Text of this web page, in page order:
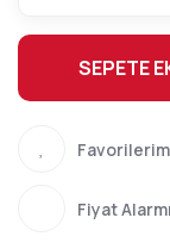
SEPETE
Fiyat Alarmı